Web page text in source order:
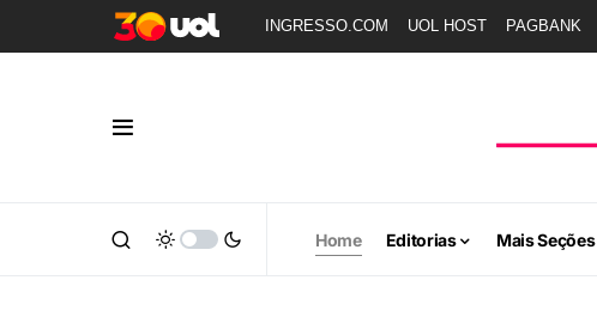
INGRESSO.COM UOL HOST PAGBANK
Home Editorias Mais Seções